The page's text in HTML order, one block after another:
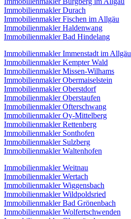
Immobilienmakler Durach
Immobilienmakler Fischen im Allgäu
Immobilienmakler Haldenwang
Immobilienmakler Bad Hindelang
Immobilienmakler Immenstadt im Allgäu
Immobilienmakler Kempter Wald
Immobilienmakler Missen-Wilhams
Immobilienmakler Obermaiselstein
Immobilienmakler Oberstdorf
Immobilienmakler Oberstaufen
Immobilienmakler Ofterschwang
Immobilienmakler Oy-Mittelberg
Immobilienmakler Rettenberg
Immobilienmakler Sonthofen
Immobilienmakler Sulzberg
Immobilienmakler Waltenhofen
Immobilienmakler Weitnau
Immobilienmakler Wertach
Immobilienmakler Wiggensbach
Immobilienmakler Wildpoldsried
Immobilienmakler Bad Grönenbach
Immobilienmakler Wolfertschwenden